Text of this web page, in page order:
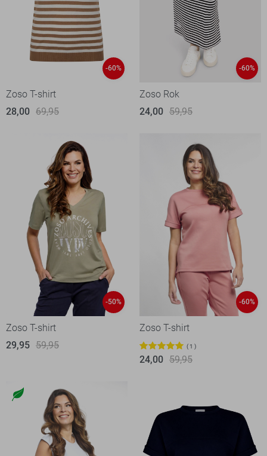
-60%
Zoso T-shirt
28,00 69,95
-60%
Zoso Rok
24,00 59,95
-50%
Zoso T-shirt
29,95 59,95
-60%
Zoso T-shirt
1
24,00 59,95